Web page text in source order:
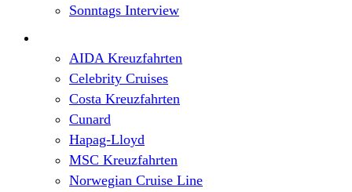
Sonntags Interview
AIDA Kreuzfahrten
Celebrity Cruises
Costa Kreuzfahrten
Cunard
Hapag-Lloyd
MSC Kreuzfahrten
Norwegian Cruise Line